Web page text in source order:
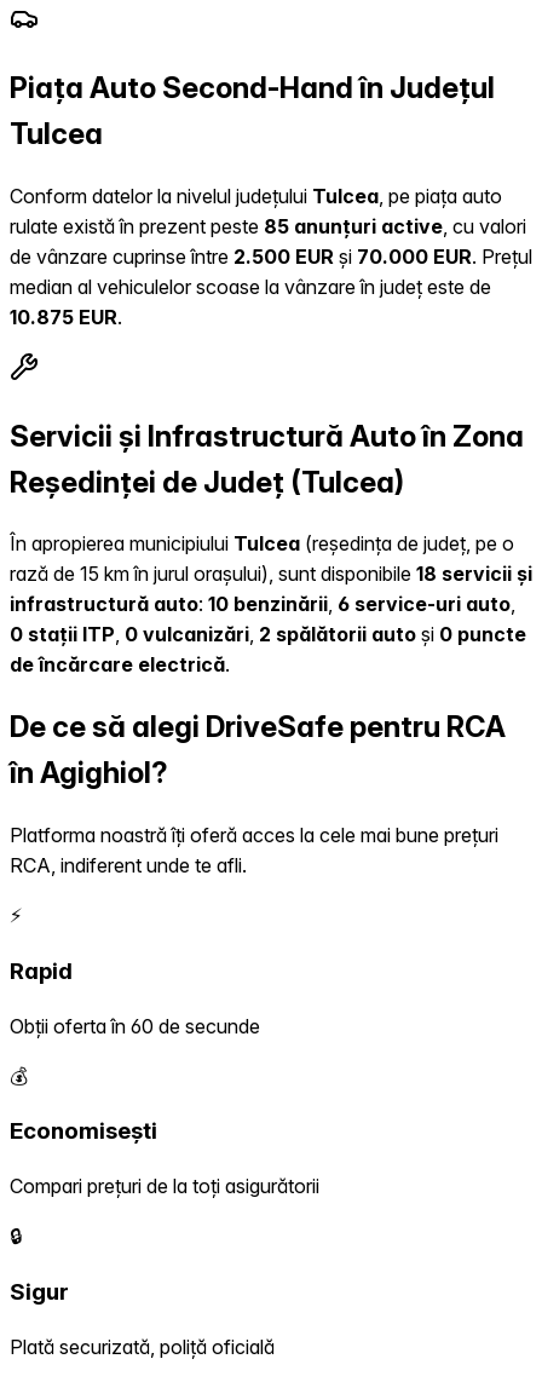
Piața Auto Second-Hand în Județul
Tulcea
Conform datelor la nivelul județului Tulcea , pe piața auto
rulate există în prezent peste 85 anunțuri active , cu valori
de vânzare cuprinse între 2.500 EUR și 70.000 EUR. Prețul
median al vehiculelor scoase la vânzare în județ este de
10.875 EUR.
Servicii și Infrastructură Auto în Zona
Reședinței de Județ (Tulcea)
În apropierea municipiului Tulcea (reședința de județ, pe o
rază de 15 km în jurul orașului), sunt disponibile 18 servicii și
infrastructură auto: 10 benzinării, 6 service-uri auto,
0 stații ITP, 0 vulcanizări, 2 spălătorii auto și 0 puncte
de încărcare electrică.
De ce să alegi DriveSafe pentru RCA
în Agighiol?
Platforma noastră îți oferă acces la cele mai bune prețuri
RCA, indiferent unde te afli.
⚡
Rapid
Obții oferta în 60 de secunde
💰
Economisești
Compari prețuri de la toți asigurătorii
🔒
Sigur
Plată securizată, poliță oficială